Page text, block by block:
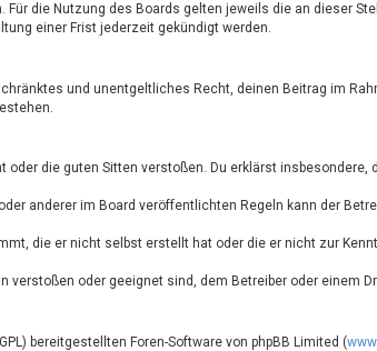
die Nutzung des Boards gelten jeweils die an dieser
einer Frist jederzeit gekündigt werden.
und unentgeltliches Recht, deinen Beitrag im
die guten Sitten verstoßen. Du erklärst
anderer im Board veröffentlichten Regeln kann der
die er nicht selbst erstellt hat oder die er nicht zur
oder geeignet sind, dem Betreiber oder einem
bereitgestellten Foren-Software von phpBB Limited (